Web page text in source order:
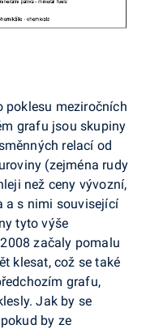
poklesu meziročních
grafu jsou skupiny
relací od
(zejména rudy
než ceny vývozní,
a s nimi související
tyto výše
začaly pomalu
klesat, což se také
grafu,
Jak by se
by ze